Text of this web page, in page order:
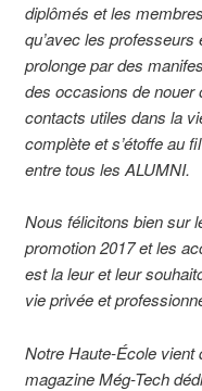
diplômés et les
qu’avec les
prolonge par des
des occasions de nouer
contacts utiles dans la
complète et s’étoffe au
entre tous les ALUMNI.
Nous félicitons bien sur
promotion 2017 et les
est la leur et leur
vie privée et
Notre Haute-École vient
magazine Még-Tech